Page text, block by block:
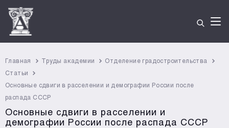
Главная Труды академии
Отделение градостроительства
Статьи
Основные сдвиги в расселении и демографии России после
распада СССР
Основные сдвиги в расселении и
демографии России после распада СССР